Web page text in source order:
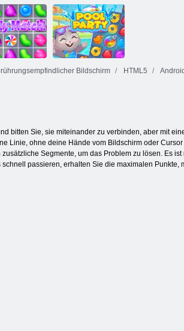
Saftiger
Juwelen Blitz 3
Bildschirm HTML5 Android
bitten Sie, sie miteinander zu verbinden, aber mit
Linie, ohne deine Hände vom Bildschirm oder
Segmente, um das Problem zu lösen. Es
passieren, erhalten Sie die maximalen